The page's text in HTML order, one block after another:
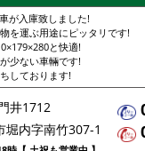
が入庫致しました!
を運ぶ用途にピッタリです!
と快適!
少ない車輛です!
しております!
井1712
内字南竹307-1